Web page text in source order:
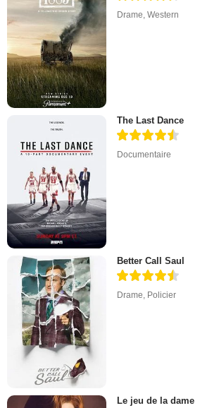
Drame,Western
The Last Dance
Documentaire
Better Call Saul
Drame Policier
Le jeu de la dame